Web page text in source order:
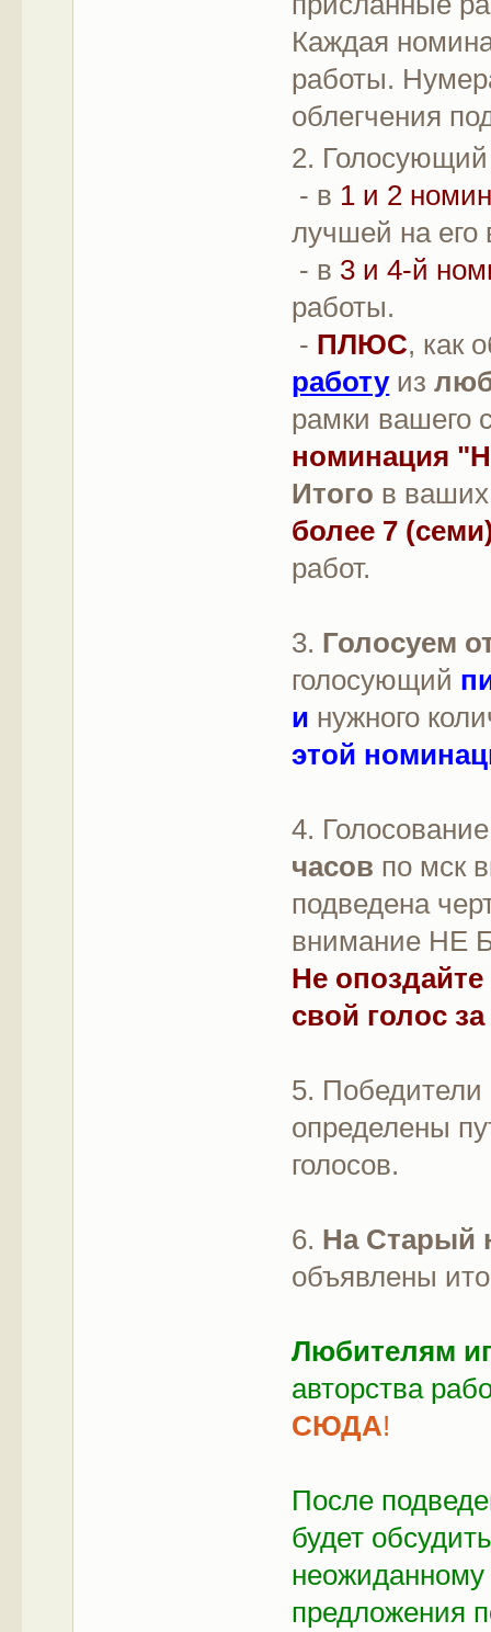
Каждая
работы.
облегчения
2.
- в 1 и 2
лучшей на его
- в 3 и 4-й
работы.
- ПЛЮС, как
работуиз
рамки вашего
номинация
Итого в
более 7
работ.
3. Голосуем
голосующий
и нужного
этой
4.
часов по мск
подведена
внимание НЕ
Не
свой голос
5.
определены
голосов.
6. На Старый
объявлены
Любителям
авторства
СЮДА!
После
будет
неожиданному
предложения